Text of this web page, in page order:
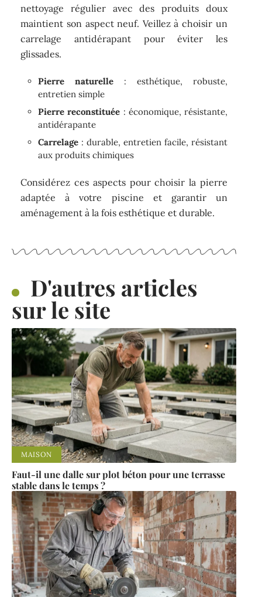
nettoyage régulier avec des produits doux
maintient son aspect neuf. Veillez à choisir un
carrelage antidérapant pour éviter les
glissades.
Pierre naturelle : esthétique, robuste,
entretien simple
Pierre reconstituée : économique, résistante,
antidérapante
Carrelage : durable, entretien facile, résistant
aux produits chimiques
Considérez ces aspects pour choisir la pierre
adaptée à votre piscine et garantir un
aménagement à la fois esthétique et durable.
D'autres articles
sur le site
MAISON
Faut-il une dalle sur plot béton pour une terrasse
stable dans le temps ?